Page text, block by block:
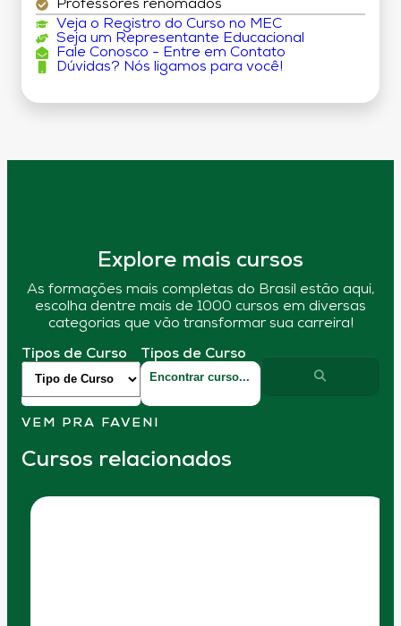
Professores renomados
Veja o Registro do Curso no MEC
Seja um Representante Educacional
Fale Conosco - Entre em Contato
Dúvidas? Nós ligamos para você!
Explore mais cursos
As formações mais completas do Brasil estão aqui,
escolha dentre mais de 1000 cursos em diversas
categorias que vão transformar sua carreira!
Tipos de Curso Tipos de Curso
VEM PRA FAVENI
Cursos relacionados